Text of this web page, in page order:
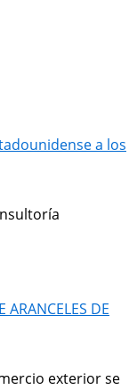
a los
ARANCELES DE
exterior se